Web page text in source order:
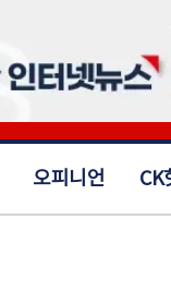
오피니언 CK